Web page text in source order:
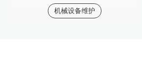
机械设备维护